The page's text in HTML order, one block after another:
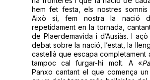
hem fet festa, els nostres
Això sí, fem nostra la nació
repetidament en la tornada,
de Plaerdemavida i d’Ausiàs. I
debat sobre la nació, l’estat, la
castellà que escapa completament
tampoc cal furgar-hi molt. A «
Panxo cantant el que comença